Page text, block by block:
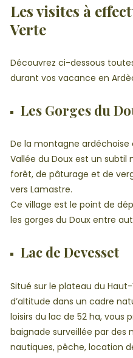
Les visites à
Verte
Découvrez ci-dessous
durant vos vacance en
Les Gorges du
De la montagne ardéchoise
Vallée du Doux est un subtil
forêt, de pâturage et de
vers Lamastre.
Ce village est le point de
les gorges du Doux entre
Lac de Devesset
Situé sur le plateau du
d’altitude dans un cadre
loisirs du lac de 52 ha, vous
baignade surveillée par des
nautiques, pêche, location